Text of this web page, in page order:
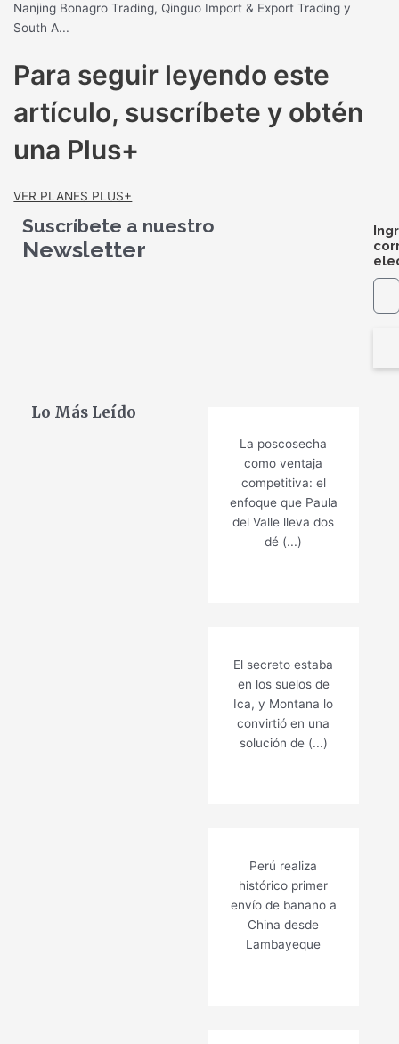
Nanjing Bonagro Trading, Qinguo Import & Export Trading y
South A...
Para seguir leyendo este
artículo, suscríbete y obtén
una Plus+
VER PLANES PLUS+
Suscríbete a nuestro
Newsletter
Lo Más Leído
La poscosecha
como ventaja
competitiva: el
enfoque que Paula
del Valle lleva dos
dé (...)
El secreto estaba
en los suelos de
Ica, y Montana lo
convirtió en una
solución de (...)
Perú realiza
histórico primer
envío de banano a
China desde
Lambayeque